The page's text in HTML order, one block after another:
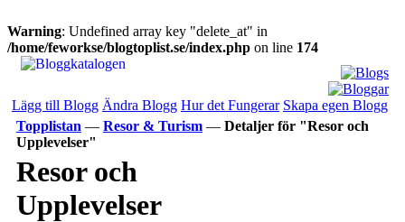
Warning: Undefined array key "delete_at" in
/home/feworkse/blogtoplist.se/index.php on line 174
Lägg till Blogg Ändra Blogg Hur det Fungerar Skapa egen Blogg
Topplistan — Resor & Turism — Detaljer för "Resor och
Upplevelser"
Resor och
Upplevelser